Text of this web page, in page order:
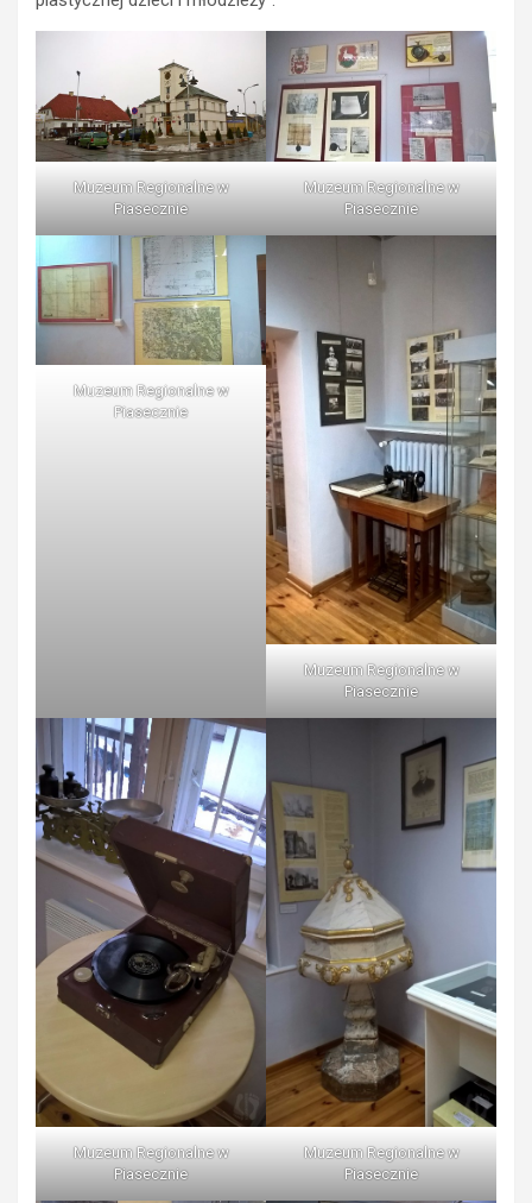
Muzeum Regionalne w
Piasecznie
Muzeum Regionalne w
Piasecznie
Muzeum Regionalne w
Piasecznie
Muzeum Regionalne w
Piasecznie
Muzeum Regionalne w
Piasecznie
Muzeum Regionalne w
Piasecznie